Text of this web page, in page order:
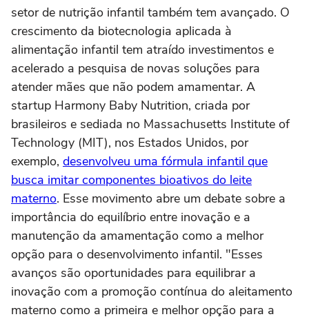
setor de nutrição infantil também tem avançado. O
crescimento da biotecnologia aplicada à
alimentação infantil tem atraído investimentos e
acelerado a pesquisa de novas soluções para
atender mães que não podem amamentar. A
startup Harmony Baby Nutrition, criada por
brasileiros e sediada no Massachusetts Institute of
Technology (MIT), nos Estados Unidos, por
exemplo, desenvolveu uma fórmula infantil que
busca imitar componentes bioativos do leite
materno. Esse movimento abre um debate sobre a
importância do equilíbrio entre inovação e a
manutenção da amamentação como a melhor
opção para o desenvolvimento infantil. "Esses
avanços são oportunidades para equilibrar a
inovação com a promoção contínua do aleitamento
materno como a primeira e melhor opção para a